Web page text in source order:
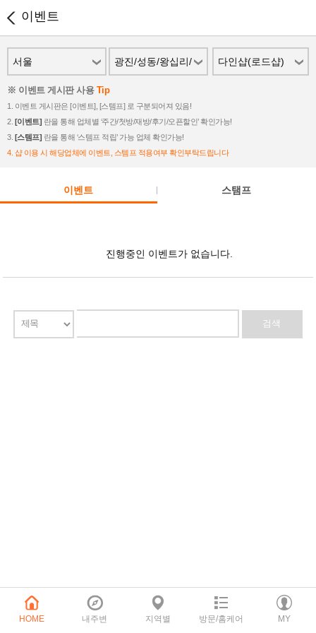
이벤트
서울
광진/성동/왕십리/
성수/건대
다인샵(로드샵)
※ 이벤트 게시판 사용 Tip
1. 이벤트 게시판은 [이벤트], [스템프] 로 구분되어져 있음!
2. [이벤트] 란을 통해 업체별 ‘주간/첫방/재방/후기/오픈할인’ 확인가능!
3. [스템프] 란을 통해 ‘스템프 적립’ 가능 업체 확인가능!
4. 샵 이용 시 해당업체에 이벤트, 스템프 적용여부 확인부탁드립니다
이벤트 스탬프
진행중인 이벤트가 없습니다.
HOME 내주변 지역별 방문/홈케어 MY